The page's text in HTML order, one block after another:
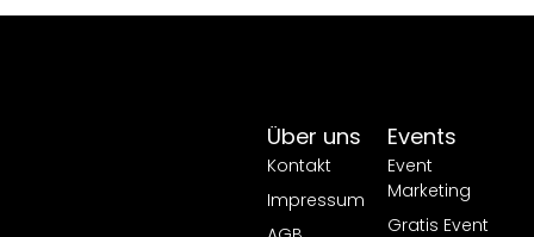
lebendige und
Events
Event
Marketing
Gratis Event
Über uns
Kontakt
Impressum